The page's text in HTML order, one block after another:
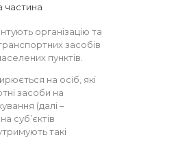
частина
організацію та
засобів
пунктів.
на осіб, які
засоби на
(далі –
суб’єктів
такі